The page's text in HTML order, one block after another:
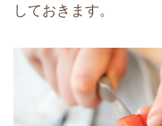
しておきます。